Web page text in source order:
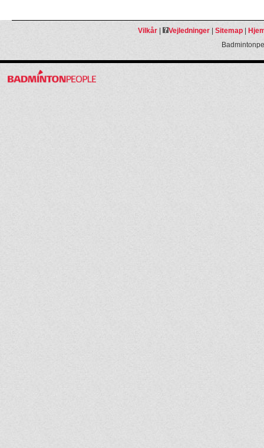
Vilkår| Vejledninger| Sitemap|